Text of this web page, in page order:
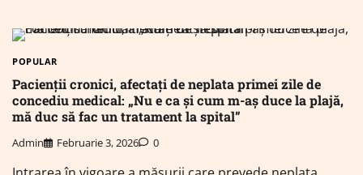
POPULAR
Pacienții cronici, afectați de neplata primei zile de
concediu medical: „Nu e ca și cum m-aș duce la plajă,
mă duc să fac un tratament la spital”
Admin Februarie 3, 2026 0